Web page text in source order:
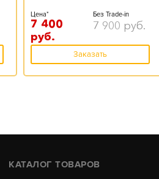
Цена*
7 400
руб.
Без Trade-in
7 900 руб.
Заказать
КАТАЛОГ ТОВАРОВ